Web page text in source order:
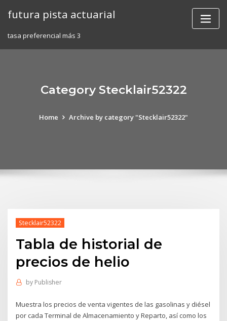
futura pista actuarial
tasa preferencial más 3
Category Stecklair52322
Home Archive by category "Stecklair52322"
Stecklair52322
Tabla de historial de
precios de helio
by Publisher
Muestra los precios de venta vigentes de las gasolinas y diésel
por cada Terminal de Almacenamiento y Reparto, así como los